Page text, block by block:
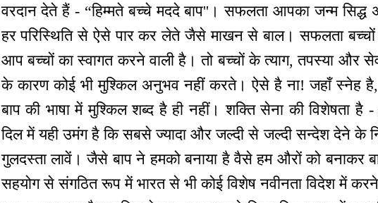
वरदान देते हैं - “हिम्मते बच्चे मददे बाप''। सफलता आपका जन्म सिद्ध
हर परिस्थिति से ऐसे पार कर लेते जैसे माखन से बाल। सफलता
आप बच्चों का स्वागत करने वाली है। तो बच्चों के त्याग, तपस्या और
के कारण कोई भी मुश्किल अनुभव नहीं करते। ऐसे है ना! जहाँ स्नेह है,
बाप की भाषा में मुश्किल शब्द है ही नहीं। शक्ति सेना की विशेषता
दिल में यही उमंग है कि सबसे ज्यादा और जल्दी से जल्दी सन्देश देने के
गुलदस्ता लावें। जैसे बाप ने हमको बनाया है वैसे हम औरों को
सहयोग से संगठित रूप में भारत से भी कोई विशेष नवीनता विदेश में